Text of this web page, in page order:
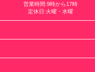
営業時間:9時から17時
定休日:火曜・水曜